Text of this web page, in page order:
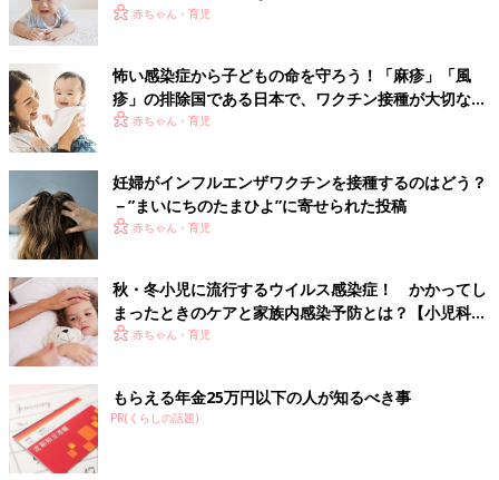
【おすすめの受け方は？】初回は遅くとも14週6日までに
接種して
初回接種は、2ヶ月のときヒブ、肺炎球菌（13価結合型）ワクチ
ンなどと同時接種するのがおすすめ。同時接種ができなくても、
初回接種は遅くとも出生14週6日後までに受けましょう。
＜注意！接種できる期間を過ぎると受けられなくなります＞
通常、予防接種は推奨の月齢・年齢を過ぎても接種可能ですが、
週齢を過ぎると受けられなくなります。接種指定時期を過ぎてか
ら接種すると、接種後に腸重積症を発症するリスクが高まるとさ
れるからです。
接種できる期間がとても短いので、できるだけ早くかかりつけの
小児科医と相談し、接種スケジュールを立てることが大切です。
【効果の持続期間は？】発症後の重症化を防ぐ効果があり
ます
赤ちゃん・育児
怖い感染症から子どもの命を守ろう！「麻疹」「風
疹」の排除国である日本で、ワクチン接種が大切な理
由とは？【小児科医】
赤ちゃん・育児
妊婦がインフルエンザワクチンを接種するのはどう？
－”まいにちのたまひよ”に寄せられた投稿
赤ちゃん・育児
秋・冬小児に流行するウイルス感染症！ かかってし
まったときのケアと家族内感染予防とは？【小児科医
監修】
赤ちゃん・育児
もらえる年金25万円以下の人が知るべき事
PR(くらしの話題)